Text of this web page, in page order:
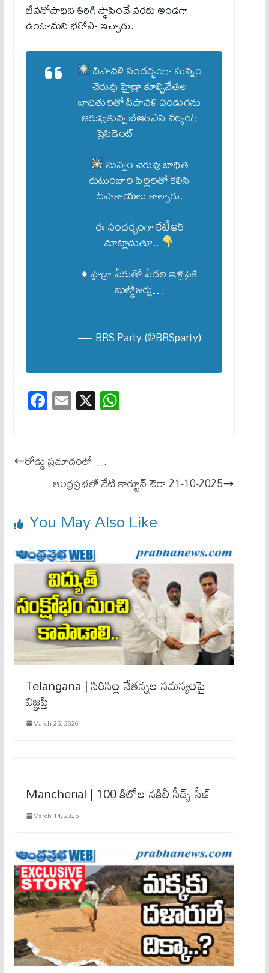
జీవనోపాధిని తిరిగి స్థాపించే వరకు అండగా
ఉంటామని భరోసా ఇచ్చారు.
దీపావళి సందర్భంగా సున్నం
చెరువు హైడ్రా కూల్చివేతల
బాధితులతో దీపావళి పండుగను
జరుపుకున్న బీఆర్ఎస్ వర్కింగ్
ప్రెసిడెంట్
సున్నం చెరువు బాధిత
కుటుంబాల పిల్లలతో కలిసి
టపాకాయలు కాల్చారు.
ఈ సందర్భంగా కేటీఆర్
మాట్లాడుతూ..
♦️ హైడ్రా పేరుతో పేదల ఇళ్లపైకి
బుల్డోజర్లు…
pic.twitter.com/okpvS7Bl6j
— BRS Party (@BRSparty)
Fa
ce
ok
E
m
X W
ha
pp
రోడ్డు ప్రమాదంలో….
ఆంధ్రప్రభలో నేటి కార్టూన్ ఔరా 21-10-2025
You May Also Like
Telangana | సిరిసిల్ల నేతన్నల సమస్యలపై
విజ్ఞప్తి
March 25, 2026
Mancherial | 100 కిలోల నకిలీ సీడ్స్ సీజ్
March 14, 2025